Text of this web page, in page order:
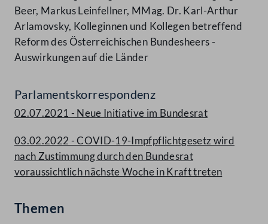
Beer, Markus Leinfellner, MMag. Dr. Karl-Arthur
Arlamovsky, Kolleginnen und Kollegen betreffend
Reform des Österreichischen Bundesheers -
Auswirkungen auf die Länder
Parlamentskorrespondenz
02.07.2021 - Neue Initiative im Bundesrat
03.02.2022 - COVID-19-Impfpflichtgesetz wird
nach Zustimmung durch den Bundesrat
voraussichtlich nächste Woche in Kraft treten
Themen